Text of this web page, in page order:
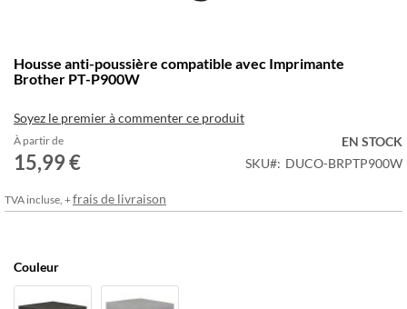
au
début
la
Galerie
d’images
Housse anti-poussière compatible avec Imprimante
Brother PT-P900W
Soyez le premier à commenter ce produit
À partir de
15,99 €
EN STOCK
SKU
DUCO-BRPTP900W
TVA incluse, +frais de livraison
Couleur